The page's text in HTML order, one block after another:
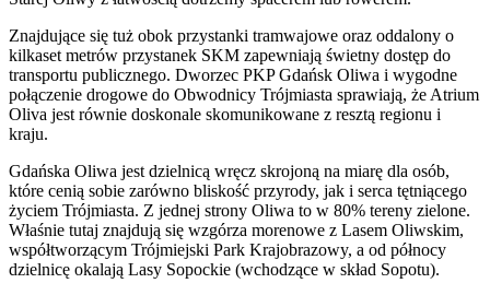
Znajdujące się tuż obok przystanki tramwajowe oraz oddalony o
kilkaset metrów przystanek SKM zapewniają świetny dostęp do
transportu publicznego. Dworzec PKP Gdańsk Oliwa i wygodne
połączenie drogowe do Obwodnicy Trójmiasta sprawiają, że Atrium
Oliva jest równie doskonale skomunikowane z resztą regionu i
kraju.
Gdańska Oliwa jest dzielnicą wręcz skrojoną na miarę dla osób,
które cenią sobie zarówno bliskość przyrody, jak i serca tętniącego
życiem Trójmiasta. Z jednej strony Oliwa to w 80% tereny zielone.
Właśnie tutaj znajdują się wzgórza morenowe z Lasem Oliwskim,
współtworzącym Trójmiejski Park Krajobrazowy, a od północy
dzielnicę okalają Lasy Sopockie (wchodzące w skład Sopotu).